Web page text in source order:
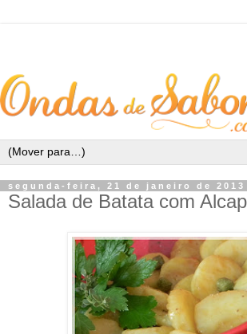
segunda-feira, 21 de janeiro de 2013
Salada de Batata com